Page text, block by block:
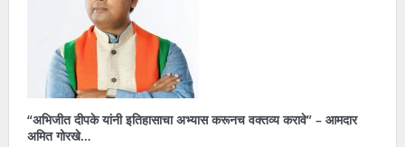
“अभिजीत दीपके यांनी इतिहासाचा अभ्यास करूनच वक्तव्य करावे” – आमदार
अमित गोरखे…